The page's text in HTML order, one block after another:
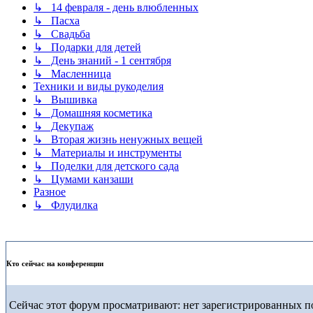
↳ 14 февраля - день влюбленных
↳ Пасха
↳ Свадьба
↳ Подарки для детей
↳ День знаний - 1 сентября
↳ Масленница
Техники и виды рукоделия
↳ Вышивка
↳ Домашняя косметика
↳ Декупаж
↳ Вторая жизнь ненужных вещей
↳ Материалы и инструменты
↳ Поделки для детского сада
↳ Цумами канзаши
Разное
↳ Флудилка
Кто сейчас на конференции
Сейчас этот форум просматривают: нет зарегистрированных